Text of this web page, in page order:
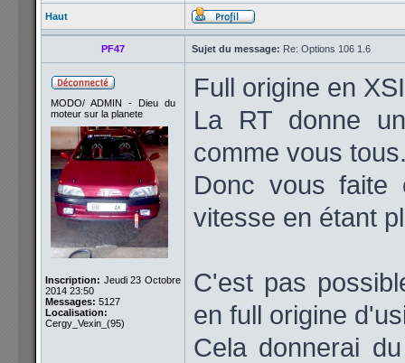
Haut
PF47 Sujet du message: Re: Options 106 1.6
MODO/ ADMIN - Dieu du
moteur sur la planete
Inscription: Jeudi 23 Octobre
2014 23:50
Messages: 5127
Localisation:
Cergy_Vexin_(95)
Full origine en
La RT donne
comme vous
Donc vous faite
vitesse en étant
C'est pas
en full origine
Cela donnerai